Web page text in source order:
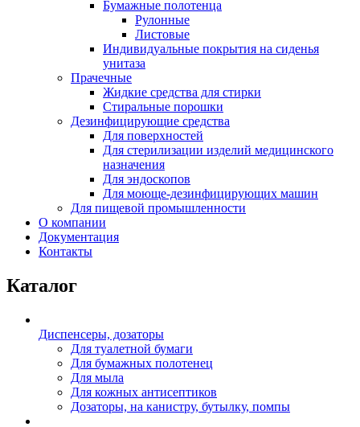
Бумажные полотенца
Рулонные
Листовые
Индивидуальные покрытия на сиденья
унитаза
Прачечные
Жидкие средства для стирки
Стиральные порошки
Дезинфицирующие средства
Для поверхностей
Для стерилизации изделий медицинского
назначения
Для эндоскопов
Для моюще-дезинфицирующих машин
Для пищевой промышленности
О компании
Документация
Контакты
Каталог
Диспенсеры, дозаторы
Для туалетной бумаги
Для бумажных полотенец
Для мыла
Для кожных антисептиков
Дозаторы, на канистру, бутылку, помпы